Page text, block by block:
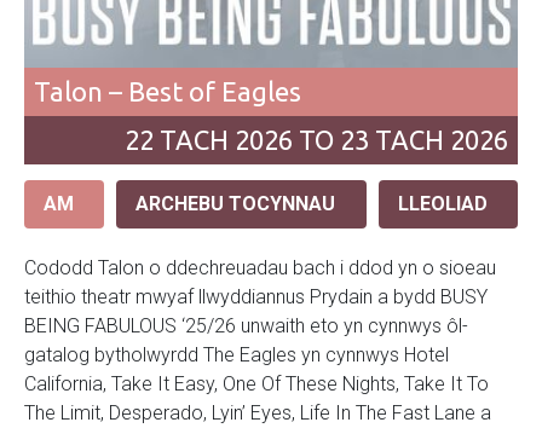
Talon – Best of Eagles
22 TACH 2026 TO 23 TACH 2026
AM ARCHEBU TOCYNNAU LLEOLIAD
Cododd Talon o ddechreuadau bach i ddod yn o sioeau
teithio theatr mwyaf llwyddiannus Prydain a bydd BUSY
BEING FABULOUS ‘25/26 unwaith eto yn cynnwys ôl-
gatalog bytholwyrdd The Eagles yn cynnwys Hotel
California, Take It Easy, One Of These Nights, Take It To
The Limit, Desperado, Lyin’ Eyes, Life In The Fast Lane a